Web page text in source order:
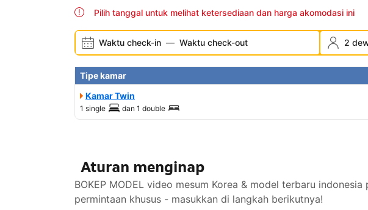
Pilih tanggal untuk melihat ketersediaan dan harga akomodasi ini
Waktu check-in — Waktu check-out 2
Tipe kamar
Kamar Twin
1 single dan 1 double
Aturan menginap
BOKEP MODEL video mesum Korea & model terbaru
permintaan khusus - masukkan di langkah berikutnya!